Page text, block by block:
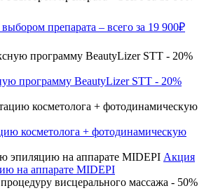
препарата – всего за 19 900₽
программу BeautyLizer STT - 20%
косметолога + фотодинамическую
Акция
на аппарате MIDEPI